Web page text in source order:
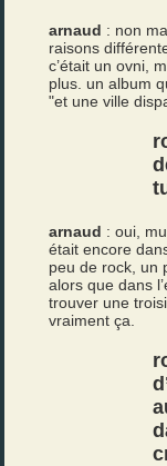
arnaud : non
raisons
c’était un ovni,
plus. un album
"et une ville
arnaud : oui,
était encore
peu de rock, un
alors que dans
trouver une
vraiment ça.